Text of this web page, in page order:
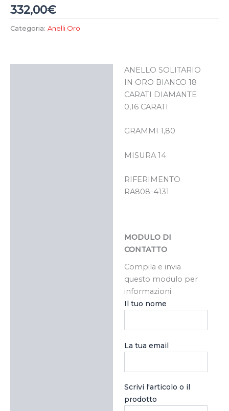
332,00€
Categoria: Anelli Oro
ANELLO SOLITARIO
IN ORO BIANCO 18
CARATI DIAMANTE
0,16 CARATI
GRAMMI 1,80
MISURA 14
RIFERIMENTO
RA808-4131
MODULO DI
CONTATTO
Compila e invia
questo modulo per
informazioni
Il tuo nome
La tua email
Scrivi l'articolo o il
prodotto